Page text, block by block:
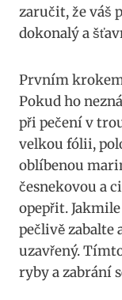
zaručit,⁢ že ‌váš
dokonalý a
Prvním
Pokud ⁤ho
při pečení ⁣v
velkou fólii,
oblíbenou
česnekovou a
opepřit.
⁣pečlivě zabalte
uzavřený.⁣
ryby a zabrání